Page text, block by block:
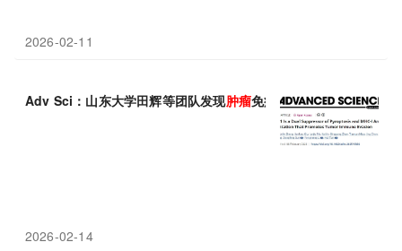
2026-02-11
Adv Sci：山东大学田辉等团队发现肿瘤免疫逃逸“双重开关”：转
2026-02-14